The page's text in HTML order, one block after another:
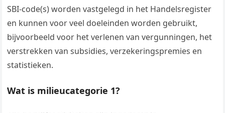
SBI-code(s) worden vastgelegd in het Handelsregister
en kunnen voor veel doeleinden worden gebruikt,
bijvoorbeeld voor het verlenen van vergunningen, het
verstrekken van subsidies, verzekeringspremies en
statistieken.
Wat is milieucategorie 1?